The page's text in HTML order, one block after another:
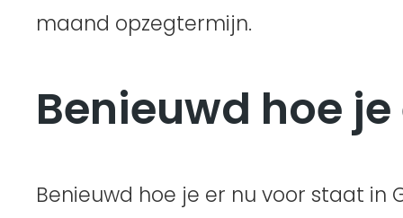
maand opzegtermijn.
Benieuwd hoe
Benieuwd hoe je er nu voor staat in